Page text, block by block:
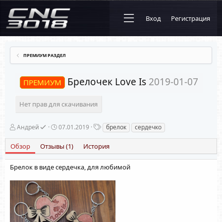
Вход Регистрация
ПРЕМИУМ РАЗДЕЛ
ПРЕМИУМ Брелочек Love Is 2019-01-07
Нет прав для скачивания
А
т
о
р
Андрей
Д
а
с
о
д
а
н
и
я
07.01.2019
Т
е
и
брелок сердечко
Обзор Отзывы (1) История
Брелок в виде сердечка, для любимой